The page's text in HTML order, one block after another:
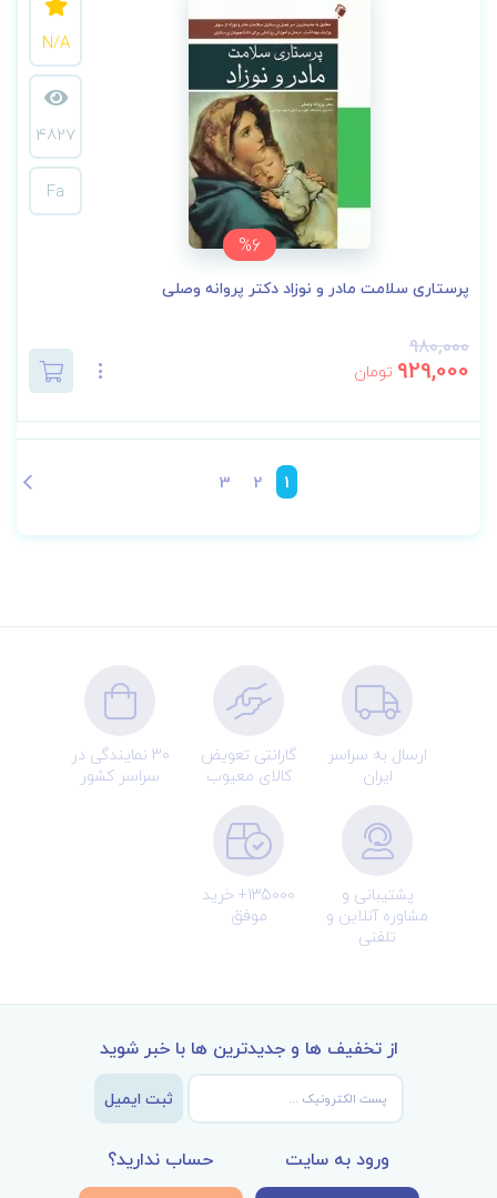
%6
N/A
4827
Fa
پرستاری سلامت مادر و نوزاد دکتر پروانه وصلی
980,000
929,000 تومان
1
2
3
ارسال به سراسر
ایران
گارانتی تعویض
کالای معیوب
30 نمایندگی در
سراسر کشور
پشتیبانی و
مشاوره آنلاین و
تلفنی
135000+ خرید
موفق
از تخفیف ها و جدیدترین ها با خبر شوید
ثبت ایمیل
ورود به سایت حساب ندارید؟